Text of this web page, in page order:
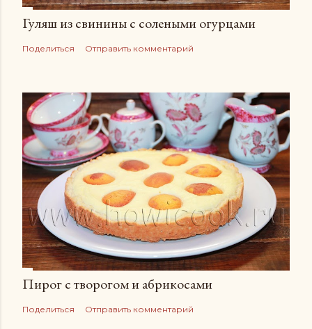
Гуляш из свинины с солеными огурцами
Поделиться Отправить комментарий
Пирог с творогом и абрикосами
Поделиться Отправить комментарий